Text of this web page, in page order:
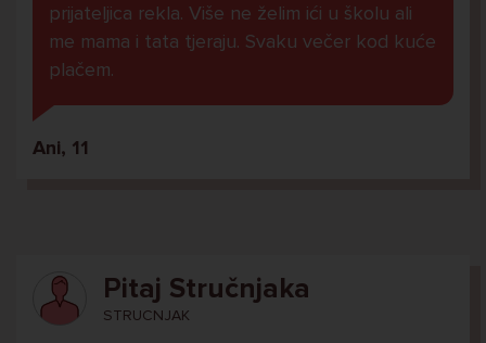
prijateljica rekla. Više ne želim ići u školu ali
me mama i tata tjeraju. Svaku večer kod kuće
plačem.
Ani, 11
Pitaj Stručnjaka
STRUCNJAK